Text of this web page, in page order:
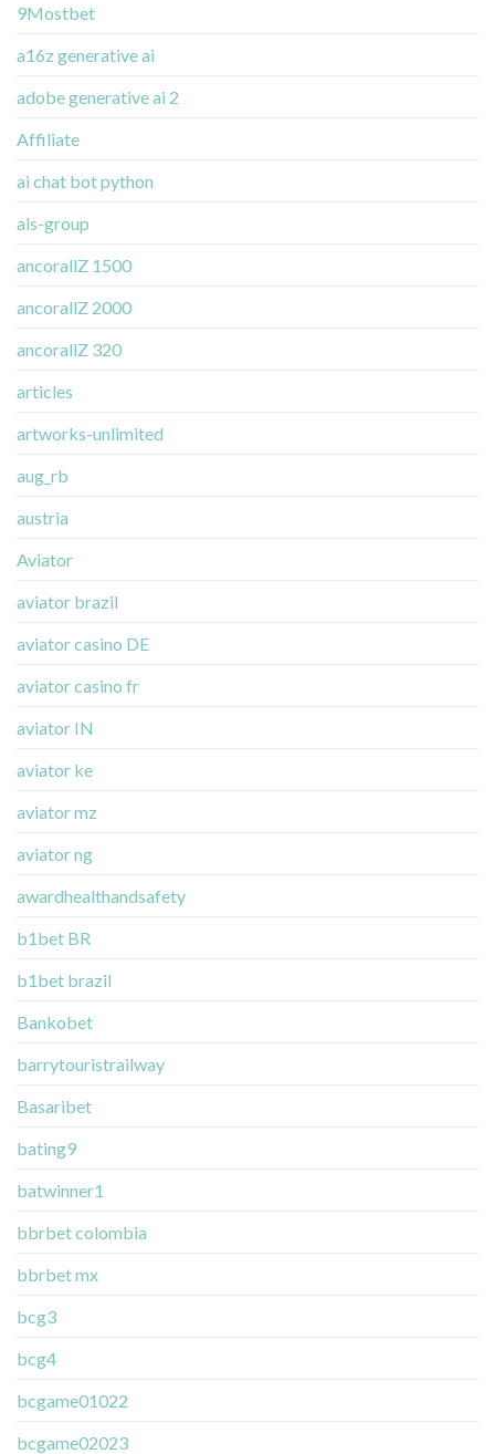
9Mostbet
a16z generative ai
adobe generative ai 2
Affiliate
ai chat bot python
als-group
ancorallZ 1500
ancorallZ 2000
ancorallZ 320
articles
artworks-unlimited
aug_rb
austria
Aviator
aviator brazil
aviator casino DE
aviator casino fr
aviator IN
aviator ke
aviator mz
aviator ng
awardhealthandsafety
b1bet BR
b1bet brazil
Bankobet
barrytouristrailway
Basaribet
bating9
batwinner1
bbrbet colombia
bbrbet mx
bcg3
bcg4
bcgame01022
bcgame02023